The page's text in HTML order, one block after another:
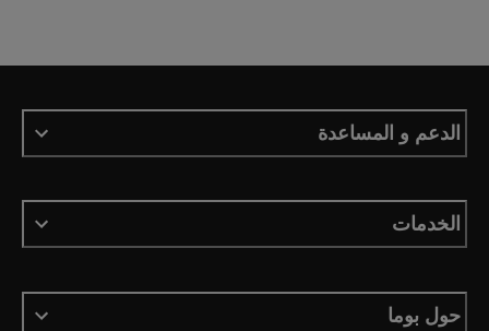
الدعم و المساعدة
الخدمات
حول بوما